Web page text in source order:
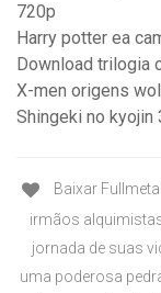
720p
Harry potter ea
Download trilogia
X-men origens
Shingeki no kyojin
Baixar
irmãos
jornada de suas
uma poderosa